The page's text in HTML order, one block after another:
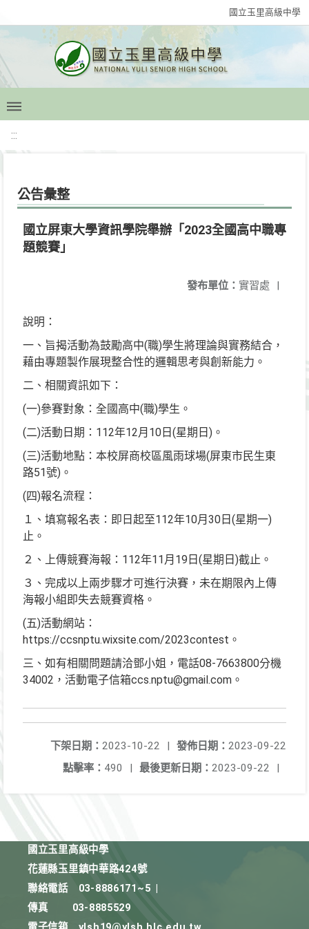
國立玉里高級中學
:::
公告彙整
國立屏東大學資訊學院舉辦「2023全國高中職專
題競賽」
發布單位： 實習處 |
說明：
一、旨揭活動為鼓勵高中(職)學生將理論與實務結合，
藉由專題製作展現整合性的邏輯思考與創新能力。
二、相關資訊如下：
(一)參賽對象：全國高中(職)學生。
(二)活動日期：112年12月10日(星期日)。
(三)活動地點：本校屏商校區風雨球場(屏東市民生東
路51號)。
(四)報名流程：
１、填寫報名表：即日起至112年10月30日(星期一)
止。
２、上傳競賽海報：112年11月19日(星期日)截止。
３、完成以上兩步驟才可進行決賽，未在期限內上傳
海報小組即失去競賽資格。
(五)活動網站：
https://ccsnptu.wixsite.com/2023contest。
三、如有相關問題請洽鄧小姐，電話08-7663800分機
34002，活動電子信箱ccs.nptu@gmail.com。
發佈日期： 2023-09-22
下架日期： 2023-10-22
|
最後更新日期： 2023-09-22 |
點擊率： 490 |
國立玉里高級中學
花蓮縣玉里鎮中華路424號
聯絡電話
03-8886171~5
傳真
03-8885529